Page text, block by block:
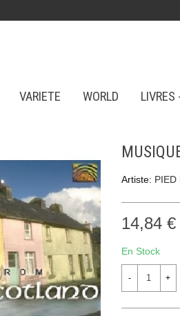
VARIETE WORLD LIVRES
Artiste: PIED
14,84 €
En Stock
- +